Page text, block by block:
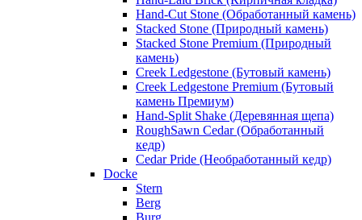
Hand-Cut Stone (Обработанный камень)
Stacked Stone (Природный камень)
Stacked Stone Premium (Природный
камень)
Creek Ledgestone (Бутовый камень)
Creek Ledgestone Premium (Бутовый
камень Премиум)
Hand-Split Shake (Деревянная щепа)
RoughSawn Cedar (Обработанный
кедр)
Cedar Pride (Необработанный кедр)
Docke
Stern
Berg